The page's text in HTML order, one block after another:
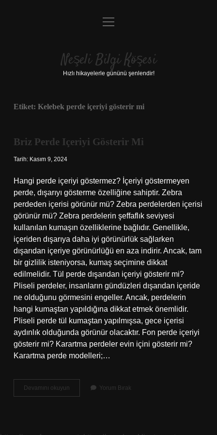
Anasayfa
Yasal Uyarı
menüyü
Neşeli Bilgi Köşesi
Hızlı hikayelerle gününü şenlendir!
Etiket: Kelebek perde içeriyi gösterir mi
Briz Perde Içeriyi Gösterir Mi
Tarih: Kasım 9, 2024
Hangi perde içeriyi göstermez? İçeriyi göstermeyen
perde, dışarıyı gösterme özelliğine sahiptir. Zebra
perdeden içerisi görünür mü? Zebra perdelerden içerisi
görünür mü? Zebra perdelerin şeffaflık seviyesi
kullanılan kumaşın özelliklerine bağlıdır. Genellikle,
içeriden dışarıya daha iyi görünürlük sağlarken
dışarıdan içeriye görünürlüğü en aza indirir. Ancak, tam
bir gizlilik isteniyorsa, kumaş seçimine dikkat
edilmelidir. Tül perde dışarıdan içeriyi gösterir mi?
Pliseli perdeler, insanların gündüzleri dışarıdan içeride
ne olduğunu görmesini engeller. Ancak, perdelerin
hangi kumaştan yapıldığına dikkat etmek önemlidir.
Pliseli perde tül kumaştan yapılmışsa, gece içerisi
aydınlık olduğunda görünür olacaktır. Fon perde içeriyi
gösterir mi? Karartma perdeler evin içini gösterir mi?
Karartma perde modelleri;…
Devamını okuyun
Perde
Yorum Bırak